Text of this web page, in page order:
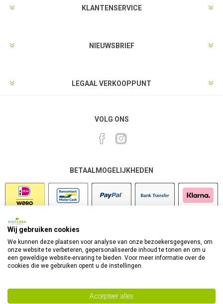
KLANTENSERVICE
NIEUWSBRIEF
LEGAAL VERKOOPPUNT
VOLG ONS
BETAALMOGELIJKHEDEN
Wij gebruiken cookies
We kunnen deze plaatsen voor analyse van onze bezoekersgegevens, om
onze website te verbeteren, gepersonaliseerde inhoud te tonen en om u
een geweldige website-ervaring te bieden. Voor meer informatie over de
cookies die we gebruiken opent u de instellingen.
Accepteer alles